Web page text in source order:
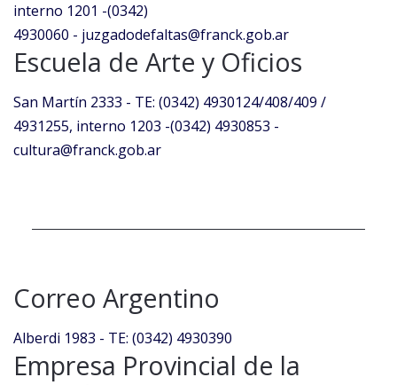
interno 1201 -(0342)
4930060 - juzgadodefaltas@franck.gob.ar
Escuela de Arte y Oficios
San Martín 2333 - TE: (0342) 4930124/408/409 /
4931255, interno 1203 -(0342) 4930853 -
cultura@franck.gob.ar
Correo Argentino
Alberdi 1983 - TE: (0342) 4930390
Empresa Provincial de la